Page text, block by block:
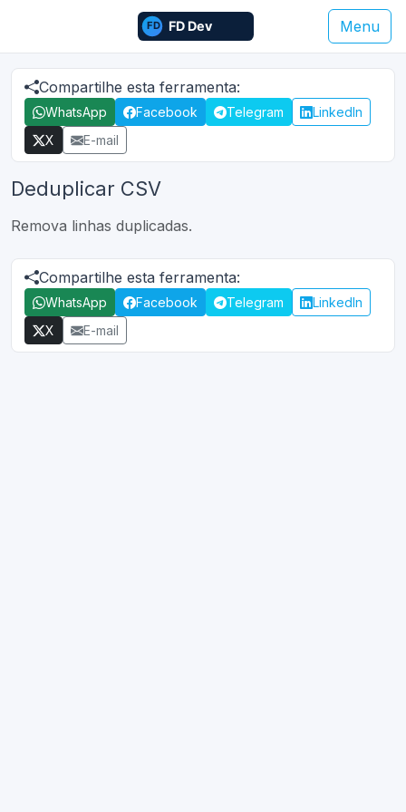
Menu
Compartilhe esta ferramenta:
WhatsApp Facebook Telegram
LinkedIn
X
E-mail
Deduplicar CSV
Remova linhas duplicadas.
Compartilhe esta ferramenta:
WhatsApp Facebook Telegram
LinkedIn
X
E-mail